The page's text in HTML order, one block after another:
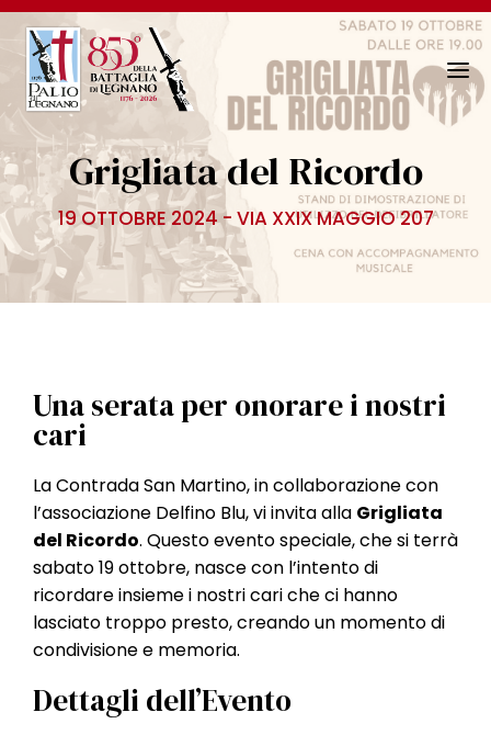
N
a
a
z
Grigliata del Ricordo
19 OTTOBRE 2024 - VIA XXIX MAGGIO 207
Una serata per onorare i nostri
cari
La Contrada San Martino, in collaborazione con
l’associazione Delfino Blu, vi invita alla Grigliata
del Ricordo. Questo evento speciale, che si terrà
sabato 19 ottobre, nasce con l’intento di
ricordare insieme i nostri cari che ci hanno
lasciato troppo presto, creando un momento di
condivisione e memoria.
Dettagli dell’Evento